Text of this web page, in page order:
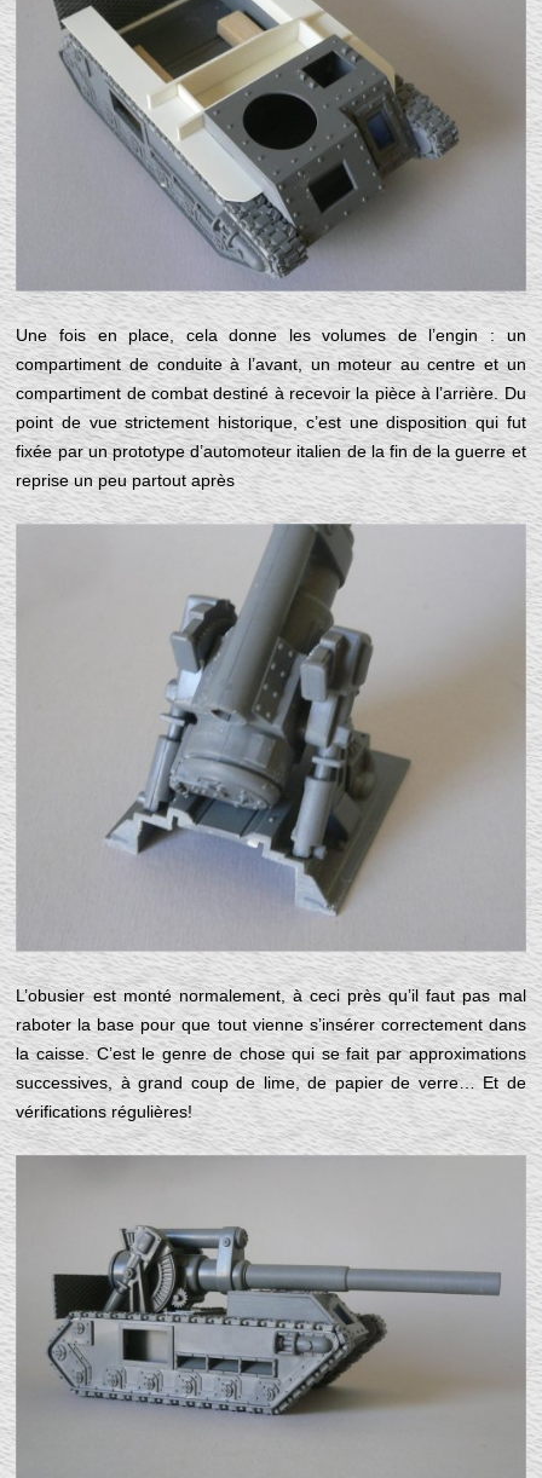
Une fois en place, cela donne les volumes de l’engin : un
compartiment de conduite à l’avant, un moteur au centre et un
compartiment de combat destiné à recevoir la pièce à l’arrière. Du
point de vue strictement historique, c’est une disposition qui fut
fixée par un prototype d’automoteur italien de la fin de la guerre et
reprise un peu partout après
L’obusier est monté normalement, à ceci près qu’il faut pas mal
raboter la base pour que tout vienne s’insérer correctement dans
la caisse. C’est le genre de chose qui se fait par approximations
successives, à grand coup de lime, de papier de verre… Et de
vérifications régulières!